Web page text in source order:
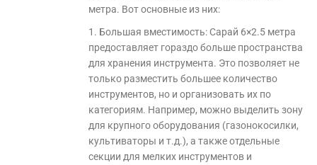
метра. Вот основные из них:
1. Большая вместимость: Сарай 6×2.5 метра
предоставляет гораздо больше пространства
для хранения инструмента. Это позволяет не
только разместить большее количество
инструментов, но и организовать их по
категориям. Например, можно выделить зону
для крупного оборудования (газонокосилки,
культиваторы и т.д.), а также отдельные
секции для мелких инструментов и